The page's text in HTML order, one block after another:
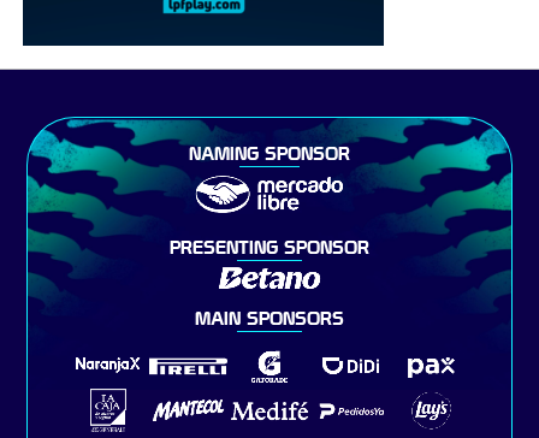
NAMING SPONSOR
PRESENTING SPONSOR
MAIN SPONSORS